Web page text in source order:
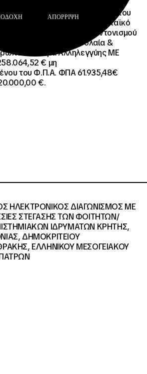
Κύκλου Κατάρτισης και
and Evaluation Cycle – TEC) του
Solidarity Corps (Ευρωπαϊκό
της Εθνικής Μονάδας Συντονισμού
Erasmus+/Τομέας Νεολαία &
Σώμα Αλληλεγγύης ΜΕ
€ μη
του Φ.Π.Α. ΦΠΑ 61.935,48€
€.
ΗΛΕΚΤΡΟΝΙΚΟΣ ΔΙΑΓΩΝΙΣΜΟΣ ΜΕ
ΣΤΕΓΑΣΗΣ ΤΩΝ ΦΟΙΤΗΤΩΝ/
ΙΔΡΥΜΑΤΩΝ KΡΗΤΗΣ,
ΔΗΜΟΚΡΙΤΕΙΟΥ
ΕΛΛΗΝΙΚΟΥ ΜΕΣΟΓΕΙΑΚΟΥ
ΑΠΌΡΡΙΨΗ